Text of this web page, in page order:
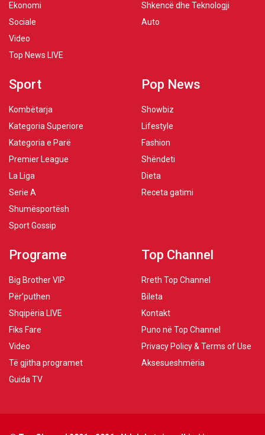
Ekonomi
Sociale
Video
Top News LIVE
Shkencë dhe Teknologji
Auto
Sport
Kombëtarja
Kategoria Superiore
Kategoria e Parë
Premier League
La Liga
Serie A
Shumësportësh
Sport Gossip
Pop News
Showbiz
Lifestyle
Fashion
Shëndeti
Dieta
Receta gatimi
Programe
Big Brother VIP
Për’puthen
Shqipëria LIVE
Fiks Fare
Video
Të gjitha programet
Guida TV
Top Channel
Rreth Top Channel
Bileta
Kontakt
Puno në Top Channel
Privacy Policy & Terms of Use
Aksesueshmëria